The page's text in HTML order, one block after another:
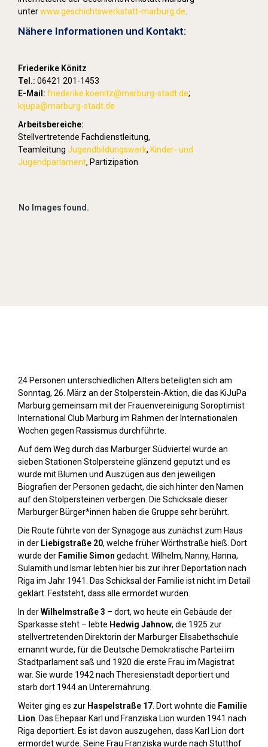
unterwww.geschichtswerkstatt-marburg.de
Nähere Informationen und Kontakt:
Friederike Könitz
Tel.: 06421 201-1453
E-Mail: friederike.koenitz@marburg-stadt.de;
kijupa@marburg-stadt.de
Arbeitsbereiche:
Stellvertretende Fachdienstleitung,
Teamleitung Jugendbildungswerk, Kinder- und
Jugendparlament, Partizipation
No Images found.
24 Personen unterschiedlichen Alters beteiligten sich am
Sonntag, 26. März an der Stolperstein-Aktion, die das KiJuPa
Marburg gemeinsam mit der Frauenvereinigung Soroptimist
International Club Marburg im Rahmen der Internationalen
Wochen gegen Rassismus durchführte.
Auf dem Weg durch das Marburger Südviertel wurde an
sieben Stationen Stolpersteine glänzend geputzt und es
wurde mit Blumen und Auszügen aus den jeweiligen
Biografien der Personen gedacht, die sich hinter den Namen
auf den Stolpersteinen verbergen. Die Schicksale dieser
Marburger Bürger*innen haben die Gruppe sehr berührt.
Die Route führte von der Synagoge aus zunächst zum Haus
in der Liebigstraße 20, welche früher Wörthstraße hieß. Dort
wurde der Familie Simon gedacht. Wilhelm, Nanny, Hanna,
Sulamith und Ismar lebten hier bis zur ihrer Deportation nach
Riga im Jahr 1941. Das Schicksal der Familie ist nicht im Detail
geklärt. Feststeht, dass alle ermordet wurden.
In derWilhelmstraße 3 – dort, wo heute ein Gebäude der
Sparkasse steht – lebte Hedwig Jahnow, die 1925 zur
stellvertretenden Direktorin der Marburger Elisabethschule
ernannt wurde, für die Deutsche Demokratische Partei im
Stadtparlament saß und 1920 die erste Frau im Magistrat
war. Sie wurde 1942 nach Theresienstadt deportiert und
starb dort 1944 an Unterernährung.
Weiter ging es zur Haspelstraße 17 . Dort wohnte die Familie
Lion . Das Ehepaar Karl und Franziska Lion wurden 1941 nach
Riga deportiert. Es ist davon auszugehen, dass Karl Lion dort
ermordet wurde. Seine Frau Franziska wurde nach Stutthof